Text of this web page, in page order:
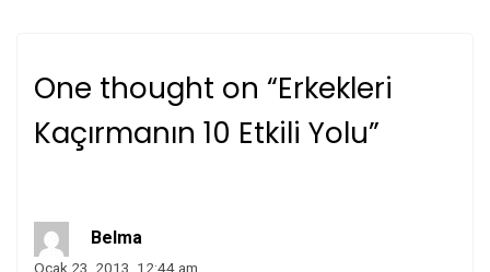
One thought on “Erkekleri
Kaçırmanın 10 Etkili Yolu”
Belma
Ocak 23, 2013, 12:44 am